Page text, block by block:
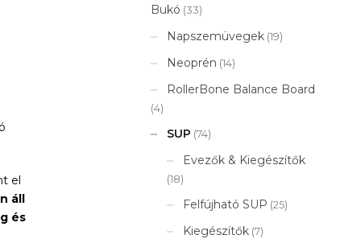
el
áll
és
Bukó (33)
Napszemüvegek (19)
Neoprén (14)
RollerBone Balance Board
(4)
SUP (74)
Evezők & Kiegészítők
(18)
Felfújható SUP (25)
Kiegészítők (7)